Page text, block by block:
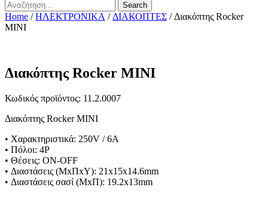
Search
Home /ΗΛΕΚΤΡΟΝΙΚΑ / ΔΙΑΚΟΠΤΕΣ / Διακόπτης Rocker
MINI
Διακόπτης Rocker MINI
Κωδικός προϊόντος: 11.2.0007
Διακόπτης Rocker MINI
• Χαρακτηριστικά: 250V / 6Α
• Πόλοι: 4P
• Θέσεις: ON-OFF
• Διαστάσεις (ΜxΠxΥ): 21x15x14.6mm
• Διαστάσεις σασί (ΜxΠ): 19.2x13mm